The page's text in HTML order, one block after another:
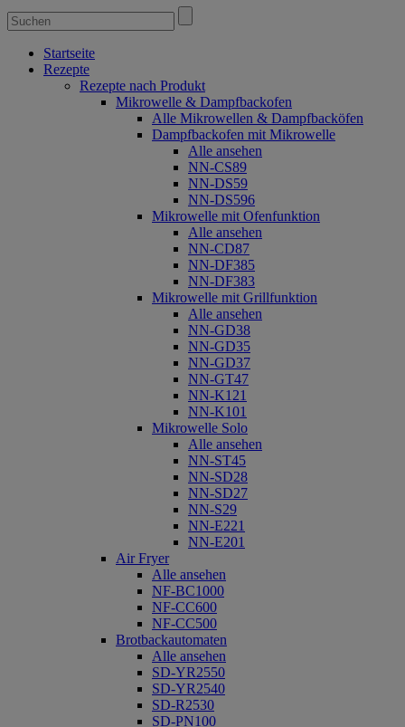
Startseite
Rezepte
Rezepte nach Produkt
Mikrowelle & Dampfbackofen
Alle Mikrowellen & Dampfbacköfen
Dampfbackofen mit Mikrowelle
Alle ansehen
NN-CS89
NN-DS59
NN-DS596
Mikrowelle mit Ofenfunktion
Alle ansehen
NN-CD87
NN-DF385
NN-DF383
Mikrowelle mit Grillfunktion
Alle ansehen
NN-GD38
NN-GD35
NN-GD37
NN-GT47
NN-K121
NN-K101
Mikrowelle Solo
Alle ansehen
NN-ST45
NN-SD28
NN-SD27
NN-S29
NN-E221
NN-E201
Air Fryer
Alle ansehen
NF-BC1000
NF-CC600
NF-CC500
Brotbackautomaten
Alle ansehen
SD-YR2550
SD-YR2540
SD-R2530
SD-PN100